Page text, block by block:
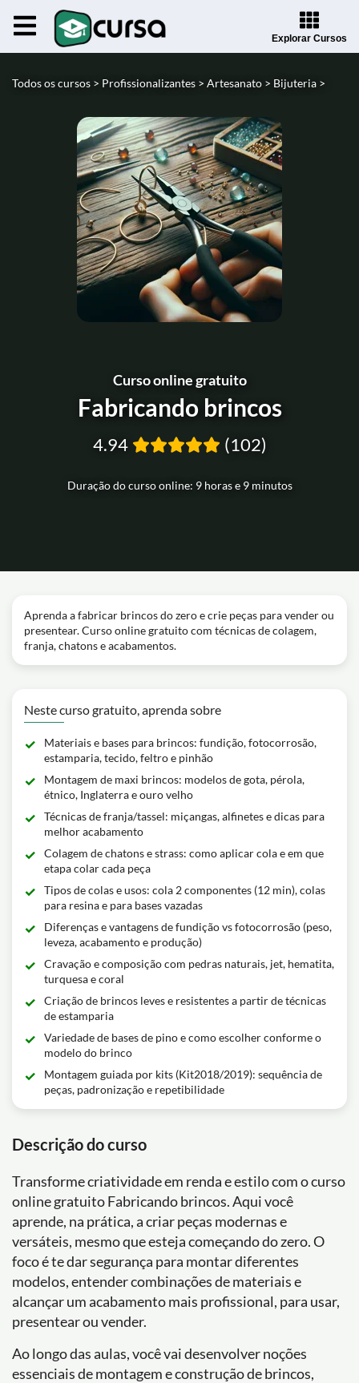
Explorar Cursos
Todos os cursos > Profissionalizantes > Artesanato > Bijuteria >
Curso online gratuito
Fabricando brincos
Duração do curso online: 9 horas e 9 minutos
4.94 (102)
Aprenda a fabricar brincos do zero e crie peças para vender ou
presentear. Curso online gratuito com técnicas de colagem,
franja, chatons e acabamentos.
Neste curso gratuito, aprenda sobre
Materiais e bases para brincos: fundição, fotocorrosão,
estamparia, tecido, feltro e pinhão
Montagem de maxi brincos: modelos de gota, pérola,
étnico, Inglaterra e ouro velho
Técnicas de franja/tassel: miçangas, alfinetes e dicas para
melhor acabamento
Colagem de chatons e strass: como aplicar cola e em que
etapa colar cada peça
Tipos de colas e usos: cola 2 componentes (12 min), colas
para resina e para bases vazadas
Diferenças e vantagens de fundição vs fotocorrosão (peso,
leveza, acabamento e produção)
Cravação e composição com pedras naturais, jet, hematita,
turquesa e coral
Criação de brincos leves e resistentes a partir de técnicas
de estamparia
Variedade de bases de pino e como escolher conforme o
modelo do brinco
Montagem guiada por kits (Kit2018/2019): sequência de
peças, padronização e repetibilidade
Descrição do curso
Transforme criatividade em renda e estilo com o curso
online gratuito Fabricando brincos. Aqui você
aprende, na prática, a criar peças modernas e
versáteis, mesmo que esteja começando do zero. O
foco é te dar segurança para montar diferentes
modelos, entender combinações de materiais e
alcançar um acabamento mais profissional, para usar,
presentear ou vender.
Ao longo das aulas, você vai desenvolver noções
essenciais de montagem e construção de brincos,